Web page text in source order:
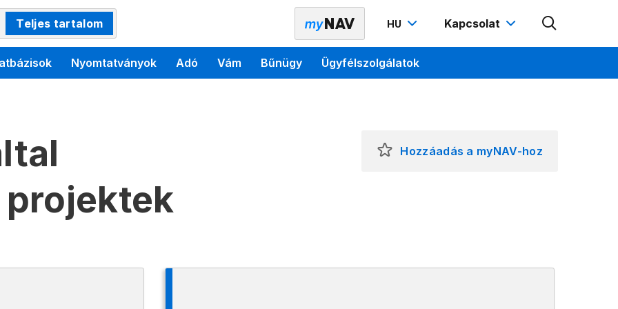
Teljes tartalom HU Kapcsolat
Nyomtatványok Adó Vám Bűnügy Ügyfélszolgálatok
Hozzáadás a myNAV-hoz